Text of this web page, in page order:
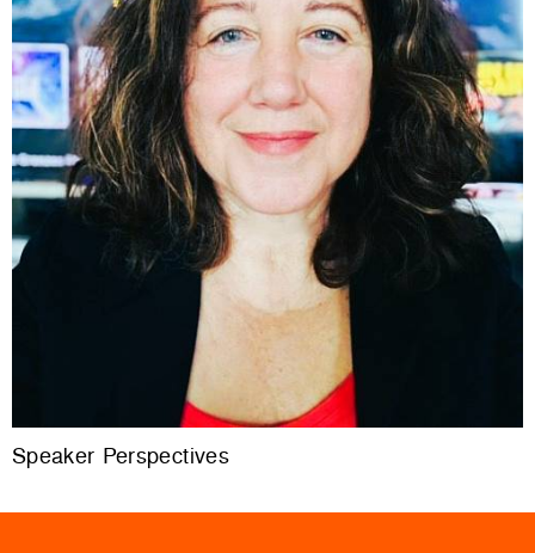
Speaker Perspectives